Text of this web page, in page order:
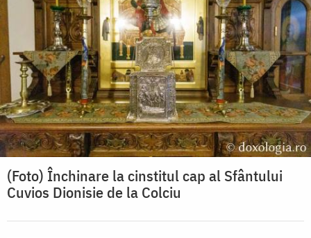
(Foto) Închinare la cinstitul cap al Sfântului
Cuvios Dionisie de la Colciu